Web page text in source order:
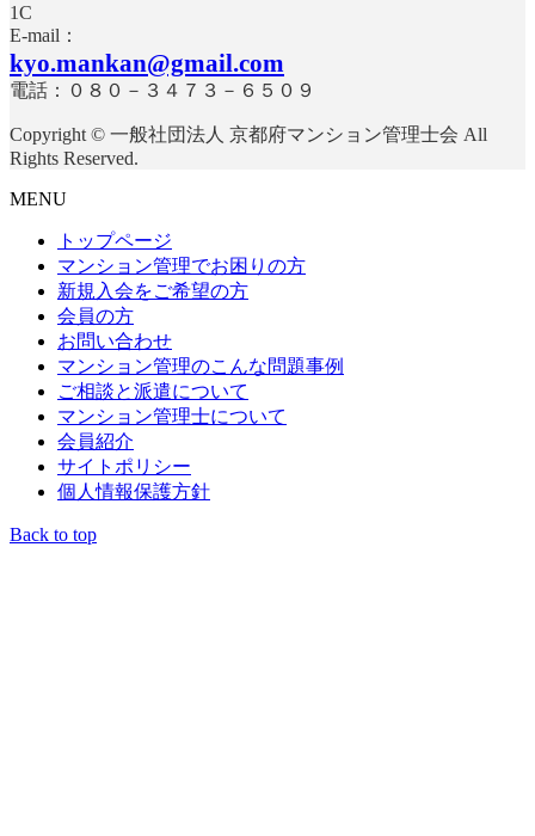
E-mail：
kyo.mankan@gmail.com
電話：０８０－３４７３－６５０９
Copyright © 一般社団法人 京都府マンション管理士会 All
Rights Reserved.
MENU
トップページ
マンション管理でお困りの方
新規入会をご希望の方
会員の方
お問い合わせ
マンション管理のこんな問題事例
ご相談と派遣について
マンション管理士について
会員紹介
サイトポリシー
個人情報保護方針
Back to top